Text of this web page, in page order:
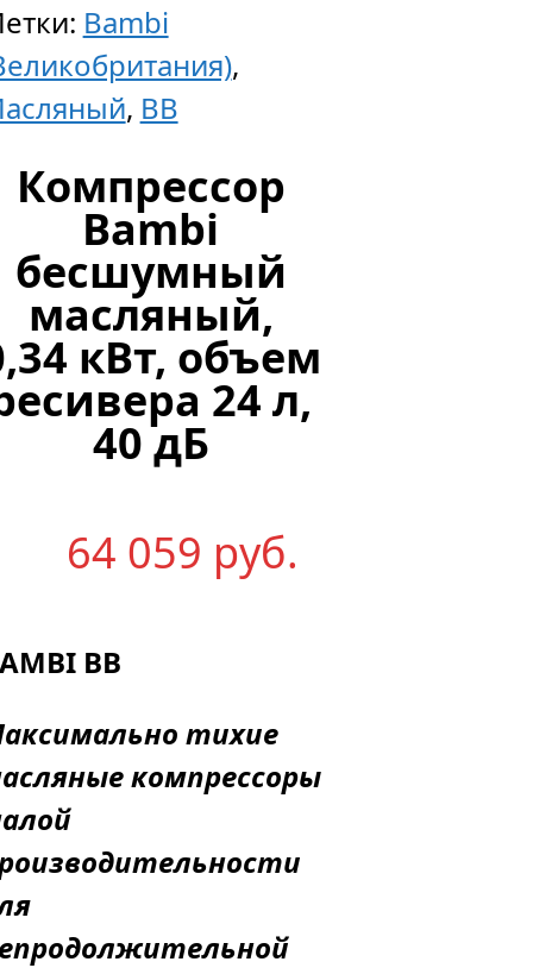
Bambi
,
, BB
Компрессор
Bambi
бесшумный
масляный,
кВт, объем
24 л,
40 дБ
64 059 руб.
BB
тихие
компрессоры